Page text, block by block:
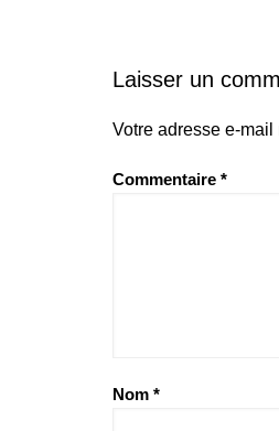
Laisser un
Votre adresse e-
Commentaire *
Nom *